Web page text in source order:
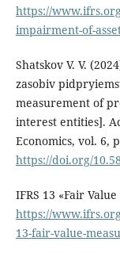
https://
impairment-of-
Shatskov V. V.
zasobiv
measurement of
interest entities].
Economics, vol. 6,
https://doi.org/
IFRS 13 «Fair
https://
13-fair-value-